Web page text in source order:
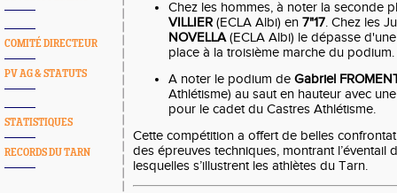
COMITÉ DIRECTEUR
PV AG & STATUTS
STATISTIQUES
RECORDS DU TARN
Chez les hommes, à noter la seconde
VILLIER (ECLA Albi) en 7"17. Chez les
NOVELLA(ECLA Albi) le dépasse
place à la troisième marche du podium.
A noter le podium de Gabriel
Athlétisme) au saut en hauteur avec
pour le cadet du Castres Athlétisme.
Cette compétition a offert de belles
des épreuves techniques, montrant l’éventail
lesquelles s’illustrent les athlètes du Tarn.